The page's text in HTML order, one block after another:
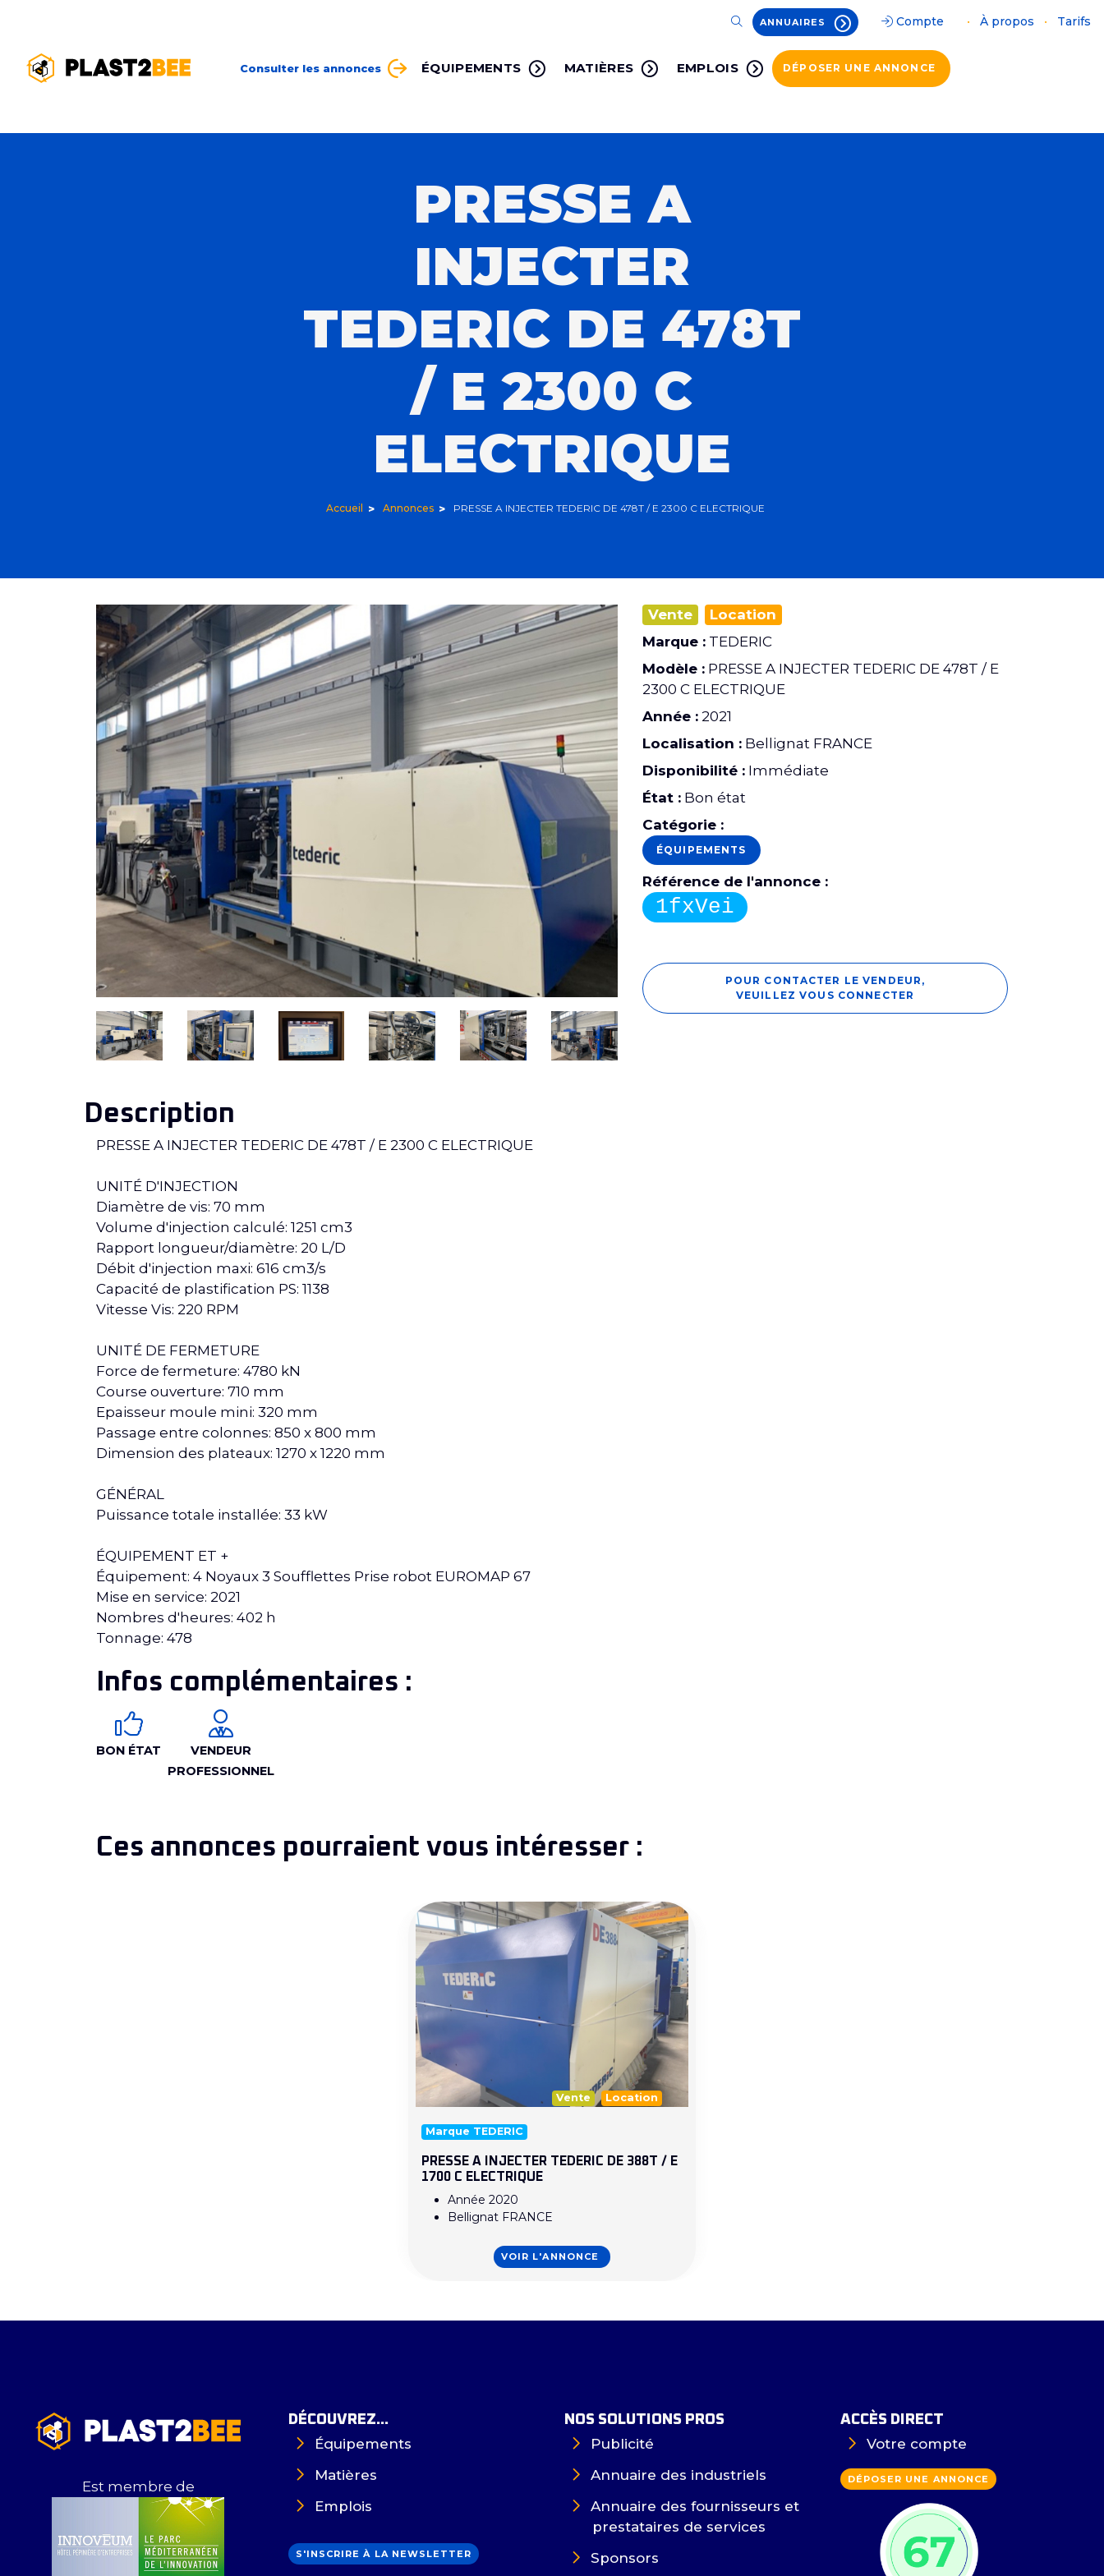
ANNUAIRES Compte • À propos • Tarifs
Consulter les annonces ÉQUIPEMENTS MATIÈRES EMPLOIS DÉPOSER UNE ANNONCE
PRESSE A
INJECTER
TEDERIC DE 478T
/ E 2300 C
ELECTRIQUE
Accueil Annonces PRESSE A INJECTER TEDERIC DE 478T / E 2300 C ELECTRIQUE
Vente
Location
Marque : TEDERIC
Modèle : PRESSE A INJECTER TEDERIC DE 478T / E
2300 C ELECTRIQUE
Année : 2021
Localisation : Bellignat FRANCE
Disponibilité : Immédiate
État : Bon état
Catégorie :
ÉQUIPEMENTS
Référence de l'annonce :
1fxVei
POUR CONTACTER LE VENDEUR,
VEUILLEZ VOUS CONNECTER
Description
PRESSE A INJECTER TEDERIC DE 478T / E 2300 C ELECTRIQUE
UNITÉ D'INJECTION
Diamètre de vis: 70 mm
Volume d'injection calculé: 1251 cm3
Rapport longueur/diamètre: 20 L/D
Débit d'injection maxi: 616 cm3/s
Capacité de plastification PS: 1138
Vitesse Vis: 220 RPM
UNITÉ DE FERMETURE
Force de fermeture: 4780 kN
Course ouverture: 710 mm
Epaisseur moule mini: 320 mm
Passage entre colonnes: 850 x 800 mm
Dimension des plateaux: 1270 x 1220 mm
GÉNÉRAL
Puissance totale installée: 33 kW
ÉQUIPEMENT ET +
Équipement: 4 Noyaux 3 Soufflettes Prise robot EUROMAP 67
Mise en service: 2021
Nombres d'heures: 402 h
Tonnage: 478
Infos complémentaires :
BON ÉTAT
VENDEUR
PROFESSIONNEL
Ces annonces pourraient vous intéresser :
Vente Location
Marque TEDERIC
PRESSE A INJECTER TEDERIC DE 388T / E
1700 C ELECTRIQUE
Année 2020
Bellignat FRANCE
VOIR L'ANNONCE
Est membre de
DÉCOUVREZ...
Équipements
Matières
Emplois
S'INSCRIRE À LA NEWSLETTER
NOS SOLUTIONS PROS
Publicité
Annuaire des industriels
Annuaire des fournisseurs et
prestataires de services
Sponsors
ACCÈS DIRECT
Votre compte
DÉPOSER UNE ANNONCE